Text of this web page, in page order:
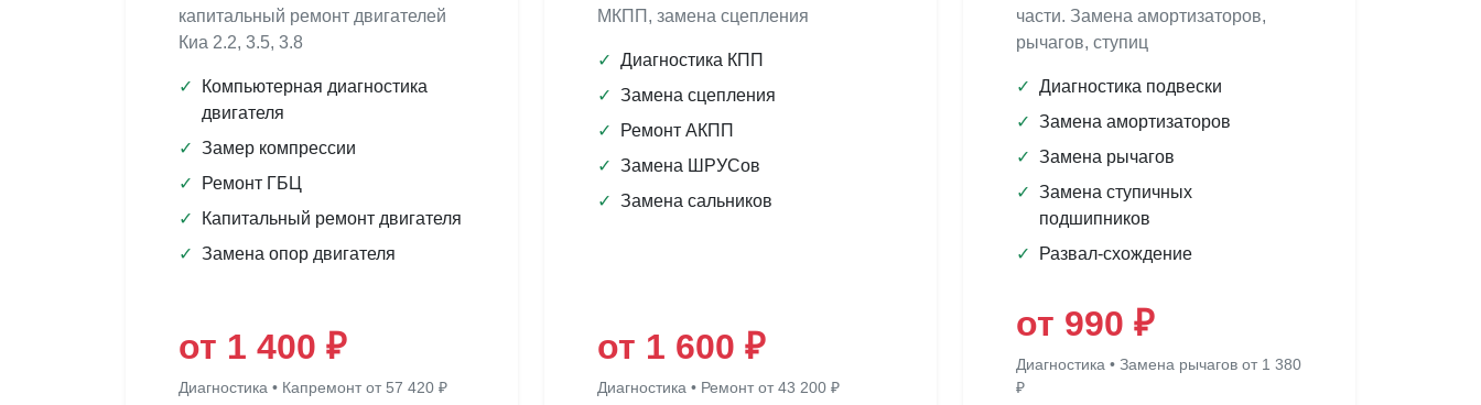
капитальный ремонт двигателей
Киа 2.2, 3.5, 3.8
✓
Компьютерная диагностика
двигателя
✓ Замер компрессии
✓
Ремонт ГБЦ
✓
Капитальный ремонт двигателя
✓ Замена опор двигателя
от 1 400 ₽
Диагностика • Капремонт от 57 420 ₽
МКПП, замена сцепления
✓ Диагностика КПП
✓ Замена сцепления
✓
Ремонт АКПП
✓ Замена ШРУСов
✓ Замена сальников
от 1 600 ₽
Диагностика • Ремонт от 43 200 ₽
части. Замена амортизаторов,
рычагов, ступиц
✓ Диагностика подвески
✓ Замена амортизаторов
✓ Замена рычагов
✓ Замена ступичных
подшипников
✓
Развал-схождение
от 990 ₽
Диагностика • Замена рычагов от 1 380
₽